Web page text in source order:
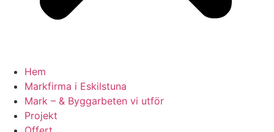
Hem
Markfirma i Eskilstuna
Mark – & Byggarbeten vi utför
Projekt